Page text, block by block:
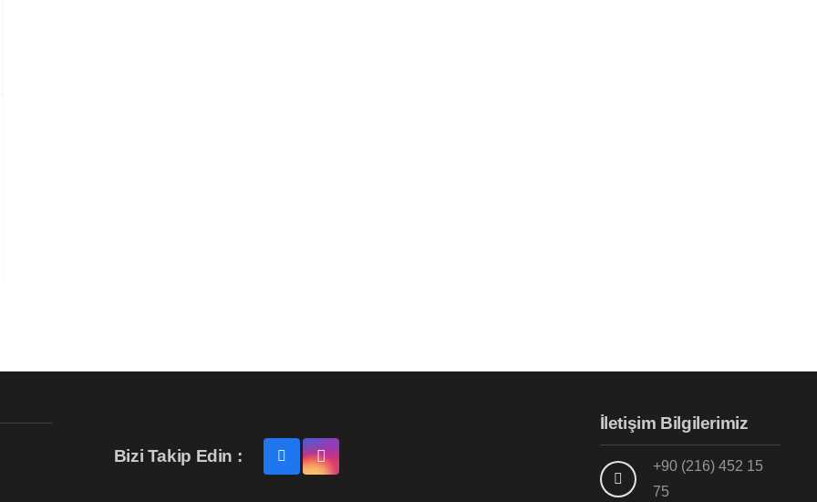
Bizi Takip Edin :
İletişim Bilgilerimiz
+90 (216) 452 15
75